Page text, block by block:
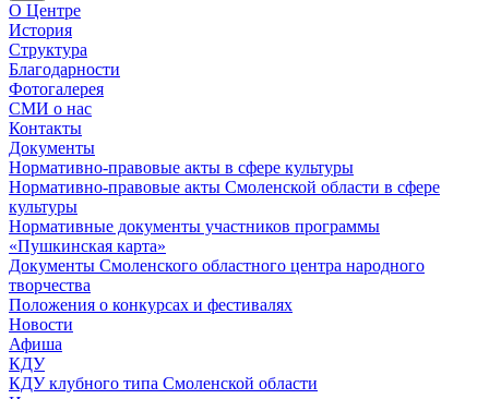
О Центре
История
Структура
Благодарности
Фотогалерея
СМИ о нас
Контакты
Документы
Нормативно-правовые акты в сфере культуры
Нормативно-правовые акты Смоленской области в сфере
культуры
Нормативные документы участников программы
«Пушкинская карта»
Документы Смоленского областного центра народного
творчества
Положения о конкурсах и фестивалях
Новости
Афиша
КДУ
КДУ клубного типа Смоленской области